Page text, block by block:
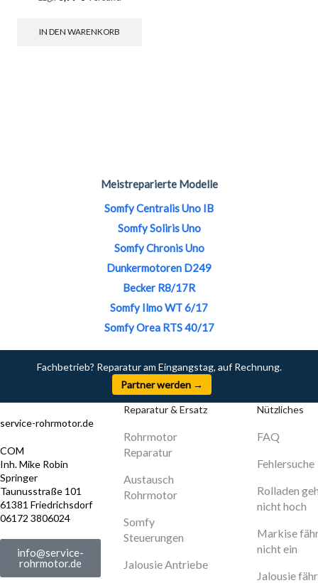
IN DEN WARENKORB
Meistreparierte Modelle
Somfy Centralis Uno IB
Somfy Soliris Uno
Somfy Chronis Uno
Dunkermotoren D249
Becker R8/17R
Somfy Ilmo WT 6/17
Somfy Orea RTS 40/17
Fachbetrieb? Reparatur am Eingangstag, auf Rechnung.
Partner werden →
service-rohrmotor.de
COM
Inh. Mike Robin
Springer
Taunusstraße 101
61381 Friedrichsdorf
06172 3806024
info@service-
rohrmotor.de
Reparatur & Ersatz
Rohrmotor
Reparatur
Austausch
Rohrmotor
Somfy
Steuerungen
Jalousie Antriebe
Nützliches
FAQ
Fehlersuche
Rolladen
nicht hoch
Markise
nicht ein
Jalousie